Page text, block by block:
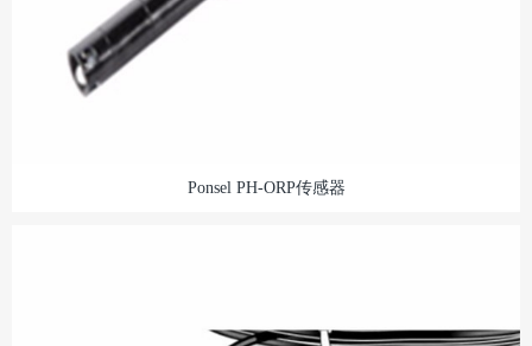
Ponsel PH-ORP传感器